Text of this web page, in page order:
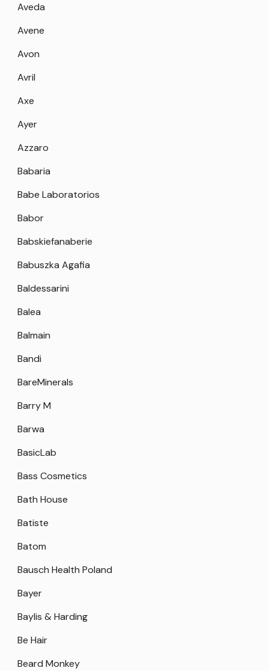
Aveda
Avene
Avon
Avril
Axe
Ayer
Azzaro
Babaria
Babe Laboratorios
Babor
Babskiefanaberie
Babuszka Agafia
Baldessarini
Balea
Balmain
Bandi
BareMinerals
Barry M
Barwa
BasicLab
Bass Cosmetics
Bath House
Batiste
Batom
Bausch Health Poland
Bayer
Baylis & Harding
Be Hair
Beard Monkey